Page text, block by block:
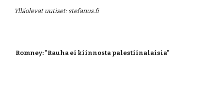
Ylläolevat uutiset: stefanus.fi
Romney: "Rauha ei kiinnosta palestiinalaisia"